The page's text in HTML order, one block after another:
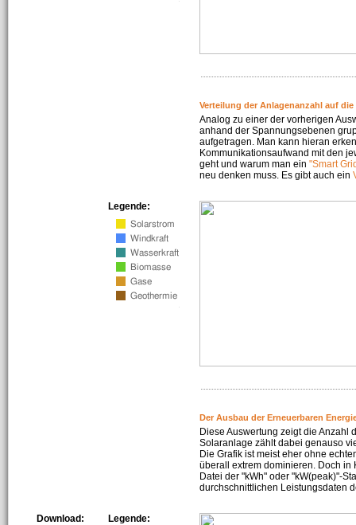
Verteilung der Anlagenanzahl auf die
Analog zu einer der vorherigen
anhand der Spannungsebenen
aufgetragen. Man kann hieran
Kommunikationsaufwand mit den
geht und warum man ein "Smart
neu denken muss. Es gibt auch ein
Legende:
Der Ausbau der Erneuerbaren
Diese Auswertung zeigt die Anzahl
Solaranlage zählt dabei genauso
Die Grafik ist meist eher ohne
überall extrem dominieren. Doch in
Datei der "kWh" oder "kW(peak)"-
durchschnittlichen Leistungsdaten
Legende:
Download: